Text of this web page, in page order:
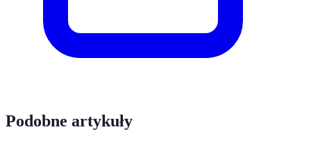
Podobne artykuły